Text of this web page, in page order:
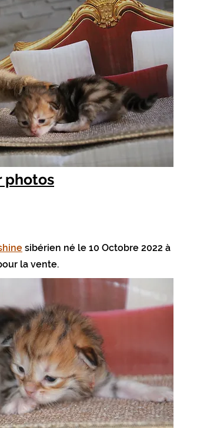
sibérien né le 10 Octobre 2022 à
la vente.
photos